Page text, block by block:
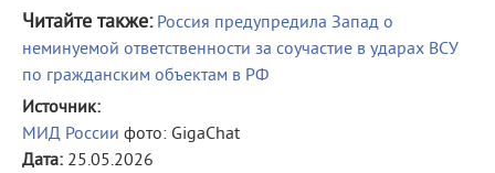
Читайте также: Россия предупредила Запад о
неминуемой ответственности за соучастие в ударах ВСУ
по гражданским объектам в РФ
Источник:
МИД России фото: GigaChat
Дата: 25.05.2026